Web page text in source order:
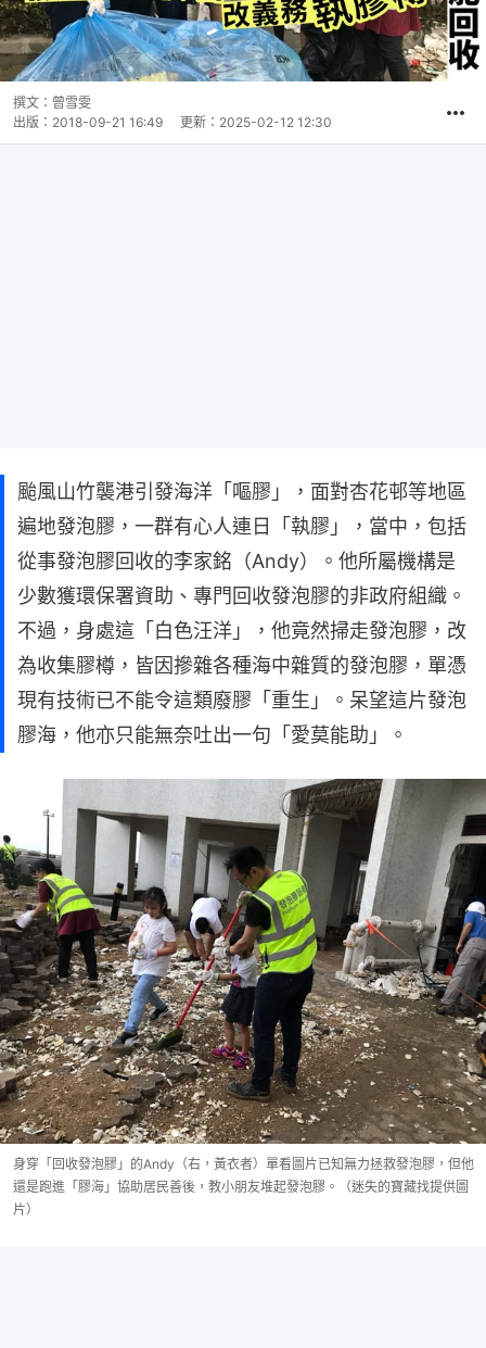
撰文： 曾雪雯
出版： 2018-09-21 16:49 更新： 2025-02-12 12:30
颱風山竹襲港引發海洋「嘔膠」，面對杏花邨等地區
遍地發泡膠，一群有心人連日「執膠」，當中，包括
從事發泡膠回收的李家銘（Andy）。他所屬機構是
少數獲環保署資助、專門回收發泡膠的非政府組織。
不過，身處這「白色汪洋」，他竟然掃走發泡膠，改
為收集膠樽，皆因摻雜各種海中雜質的發泡膠，單憑
現有技術已不能令這類廢膠「重生」。呆望這片發泡
膠海，他亦只能無奈吐出一句「愛莫能助」。
身穿「回收發泡膠」的Andy（右，黃衣者）單看圖片已知無力拯救發泡膠，但他
還是跑進「膠海」協助居民善後，教小朋友堆起發泡膠。（迷失的寶藏找提供圖
片）